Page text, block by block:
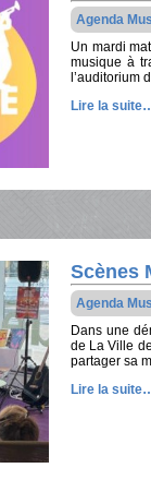
Agenda
Un mardi
musique à
l’auditorium
Lire la
Scènes
Agenda
Dans une
de La Ville
partager sa
Lire la